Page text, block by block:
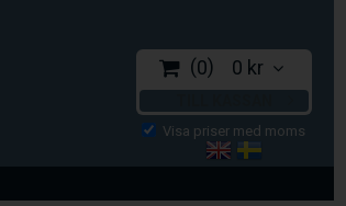
0 0 kr